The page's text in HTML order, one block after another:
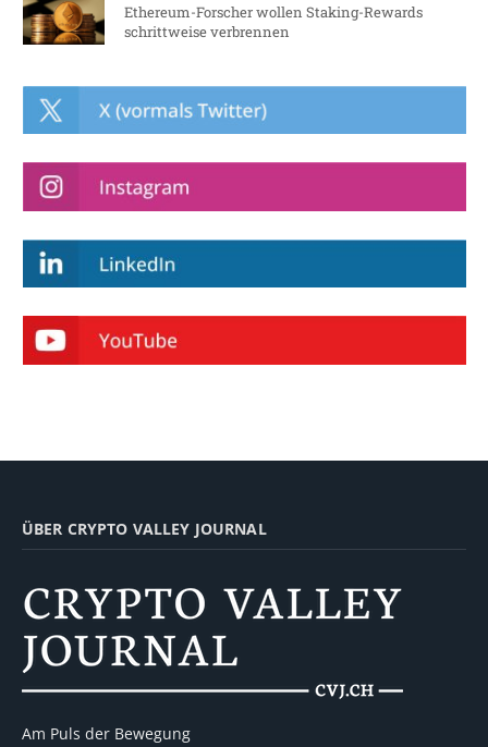
Ethereum-Forscher wollen Staking-Rewards
schrittweise verbrennen
ÜBER CRYPTO VALLEY JOURNAL
Am Puls der Bewegung